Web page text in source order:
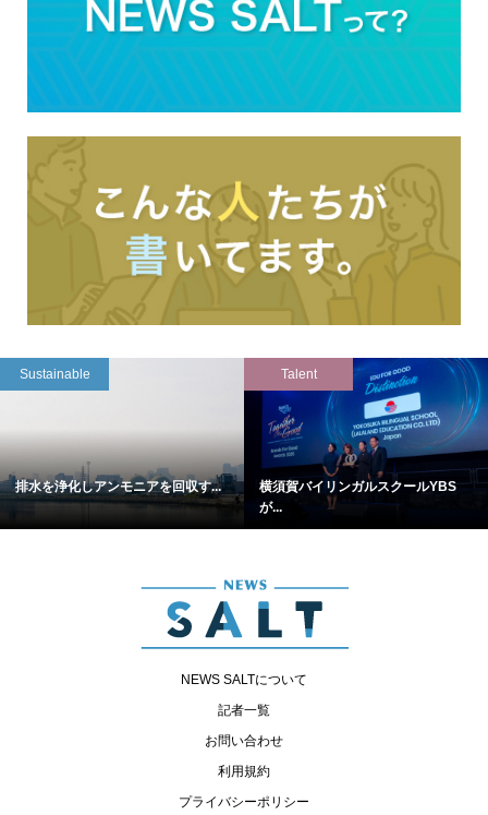
Sustainable
排水を浄化しアンモニアを回収す...
Talent
横須賀バイリンガルスクールYBS
が...
NEWS SALTについて
記者一覧
お問い合わせ
利用規約
プライバシーポリシー